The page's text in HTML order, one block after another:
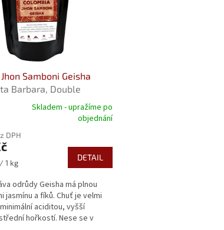
Samboni Geisha
Barbara, Double
2000 m.n.m.
Skladem - upražíme po
objednání
DPH
1 kg
DETAIL
odrůdy Geisha má plnou
jasmínu a fíků. Chuť je velmi
aciditou, vyšší
hořkostí. Nese se v